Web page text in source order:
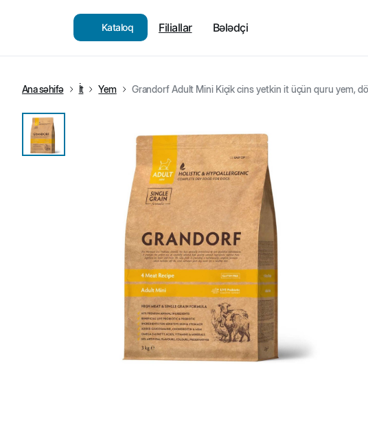
Kataloq Filiallar Bələdçi
Ana səhifə İt Yem Grandorf Adult Mini Kiçik cins yetkin it üçün quru yem,